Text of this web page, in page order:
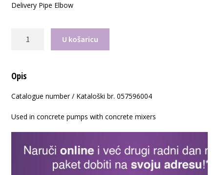
Delivery Pipe Elbow
Cijev
SK125/5,5x45°
057596004
U košaricu
Opis
Catalogue number / Kataloški br. 057596004
Used in concrete pumps with concrete mixers